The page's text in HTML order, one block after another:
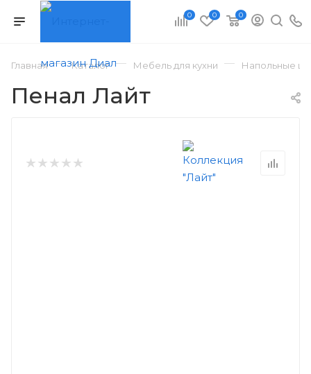
0 0 0
Главная — Каталог — Мебель для кухни — Напольные
Пенал Лайт